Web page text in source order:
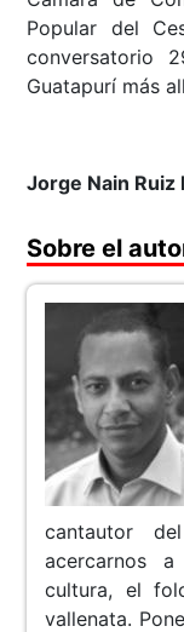
Popular del
conversatorio
Guatapurí más
Jorge Nain Ruiz
Sobre el
cantautor
acercarnos
cultura, el
vallenata.